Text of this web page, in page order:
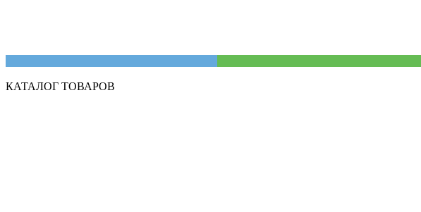
КАТАЛОГ ТОВАРОВ